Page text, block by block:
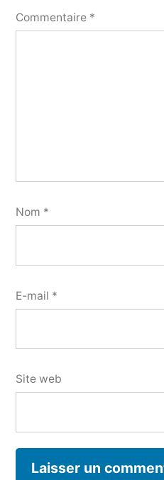
Commentaire *
Nom *
E-mail *
Site web